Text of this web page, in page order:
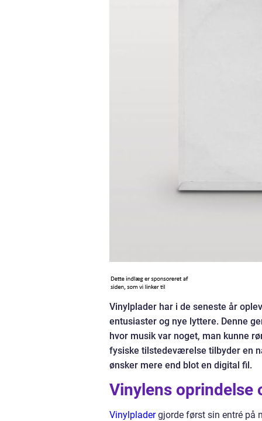
Vinylplader har i de seneste år
entusiaster og nye lyttere. Denne
hvor musik var noget, man kunne
fysiske tilstedeværelse tilbyder en
ønsker mere end blot en digital fil.
Vinylens oprindelse
Vinylpladergjorde først sin entré på